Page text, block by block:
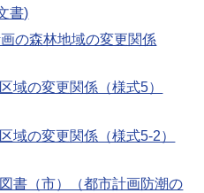
書)
の森林地域の変更関係
の変更関係（様式5）
の変更関係（様式5-2）
書（市）（都市計画防潮の